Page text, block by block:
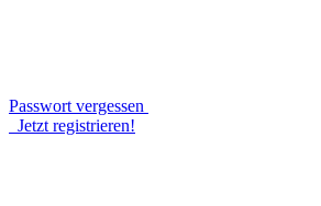
Passwort vergessen
Jetzt registrieren!